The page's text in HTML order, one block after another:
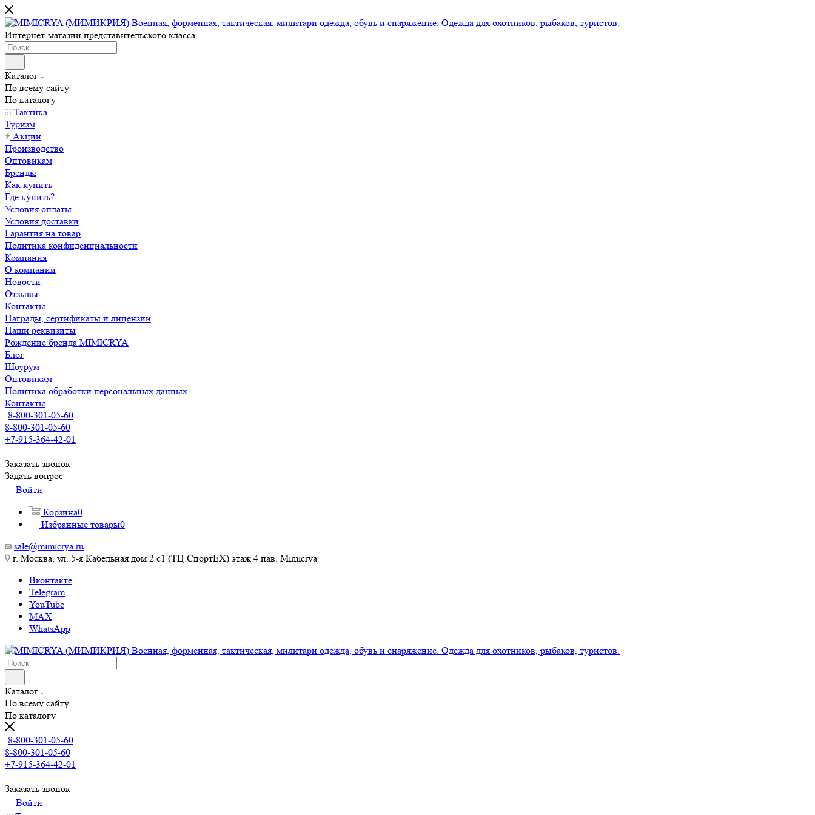
Интернет-магазин представительского класса
Каталог
По всему сайту
По каталогу
Тактика
Туризм
Акции
Производство
Оптовикам
Бренды
Как купить
Где купить?
Условия оплаты
Условия доставки
Гарантия на товар
Политика конфиденциальности
Компания
О компании
Новости
Отзывы
Контакты
Награды, сертификаты и лицензии
Наши реквизиты
Рождение бренда MIMICRYA
Блог
Шоурум
Оптовикам
Политика обработки персональных данных
Контакты
8-800-301-05-60
8-800-301-05-60
+7-915-364-42-01
Заказать звонок
Задать вопрос
Войти
Корзина0
Избранные товары0
sale@mimicrya.ru
г. Москва, ул. 5-я Кабельная дом 2 с1 (ТЦ СпортEX) этаж 4 пав. Mimicrya
Вконтакте
Telegram
YouTube
MAX
WhatsApp
Каталог
По всему сайту
По каталогу
8-800-301-05-60
8-800-301-05-60
+7-915-364-42-01
Заказать звонок
Войти